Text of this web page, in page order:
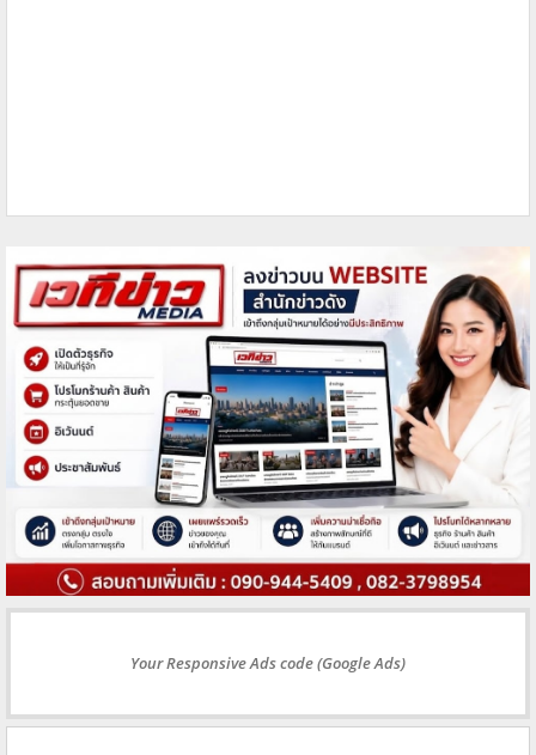
Your Responsive Ads code (Google Ads)